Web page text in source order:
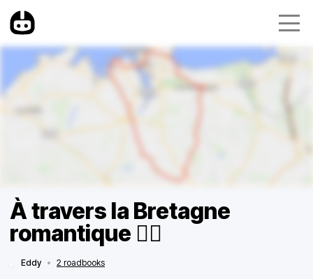
À travers la Bretagne
romantique ❤️‍🔥
Eddy • 2 roadbooks